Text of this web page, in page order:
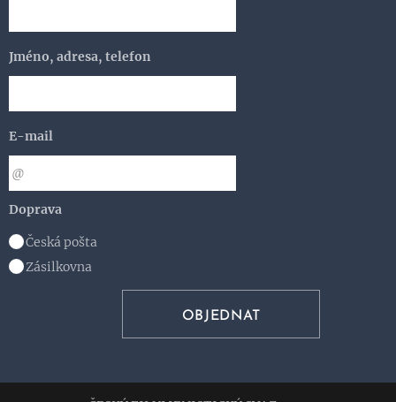
Jméno, adresa, telefon
E-mail
Doprava
Česká pošta
Zásilkovna
OBJEDNAT